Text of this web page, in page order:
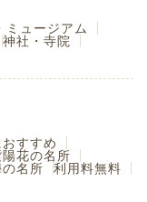
ミュージアム
神社・寺院
すすめ
陽花の名所
の名所
利用料無料